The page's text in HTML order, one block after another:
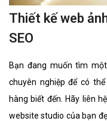
Thiết kế web
SEO
Bạn đang muốn tìm
chuyên nghiệp để có
hàng biết đến. Hãy liên
website studio của bạn